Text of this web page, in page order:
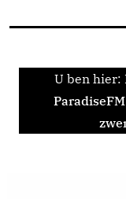
U ben hier: